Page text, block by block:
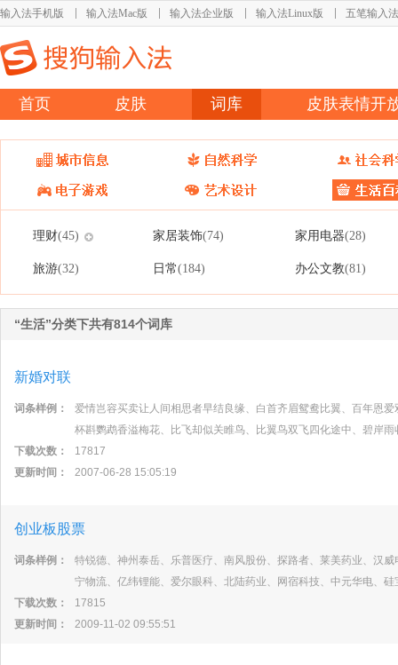
输入法手机版 输入法Mac版 输入法企业版 输入法Linux版 五笔输入法
首页 皮肤 词库 皮肤表情开
理财(45) 家居装饰(74) 家用电器(28)
旅游(32) 日常(184) 办公文教(81)
“生活”分类下共有814个词库
新婚对联
词条样例：
爱情岂容买卖让人间相思者早结良缘、白首齐眉鸳鸯比翼、百年恩
杯斟鹦鹉香溢梅花、比飞却似关睢鸟、比翼鸟双飞四化途中、碧岸
下载次数：
17817
更新时间：
2007-06-28 15:05:19
创业板股票
词条样例：
特锐德、神州泰岳、乐普医疗、南风股份、探路者、莱美药业、汉
宁物流、亿纬锂能、爱尔眼科、北陆药业、网宿科技、中元华电、硅
下载次数：
17815
更新时间：
2009-11-02 09:55:51